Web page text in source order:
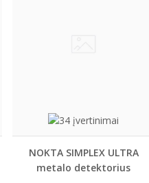
NOKTA SIMPLEX ULTRA
metalo detektorius